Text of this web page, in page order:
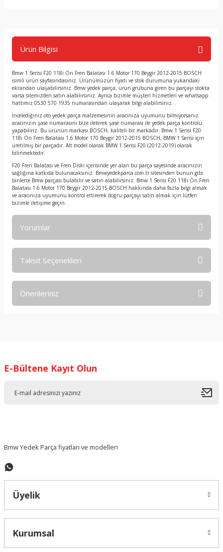
Ürün Bilgisi
Bmw 1 Serisi F20 118i Ön Fren Balatası 1.6 Motor 170 Beygir 2012-2015 BOSCH
isimli ürün sayfasındasınız. Ürünümüzün fiyatı ve stok durumuna yukarıdaki
ekrandan ulaşabilirsiniz. Bmw yedek parça, ürün grubuna giren bu parçayı stokta
varsa sitemizden satın alabilirsiniz. Ayrıca bizimle müşteri hizmetleri ve whatsapp
hattımız 0530 570 1935 numarasından ulaşarak bilgi alabilirsiniz. .
İncelediğiniz oto yedek parça malzemesinin aracınıza uyumunu bilmiyorsanız
aracınızın şase numarasını bize ileterek şase numarası ile yedek parça kontrolü
yapabiliriz. Bu ürünün markası BOSCH, kaliteli bir markadır. Bmw 1 Serisi F20
118i Ön Fren Balatası 1.6 Motor 170 Beygir 2012-2015 BOSCH, BMW 1 Serisi için
üretilmiş bir parçadır. Alt model olarak BMW 1 Serisi F20 (2012-2019) olarak
bilinmektedir.
F20 Fren Balatası ve Fren Diski içerisinde yer alan bu parça sayesinde aracınızın
sağlığına katkıda bulunacaksınız. Bmwyedekparca.com.tr sitesinden bunun gibi
binlerce Bmw parçası bulabilir ve satın alabilirsiniz. Bmw 1 Serisi F20 118i Ön Fren
Balatası 1.6 Motor 170 Beygir 2012-2015 BOSCH hakkında daha fazla bilgi almak
ve aracınıza uyumunu kontrol ettirerek doğru parçayı satın almak için lütfen
bizimle iletişime geçin.
Yorumlar
Taksit Seçenekleri
Önerileriniz
Ürün resmi kalitesiz, bozuk veya görüntülenemiyor.
E-Bültene Kayıt Olun
Bmw Yedek Parça fiyatları ve modelleri
Üyelik
Kurumsal